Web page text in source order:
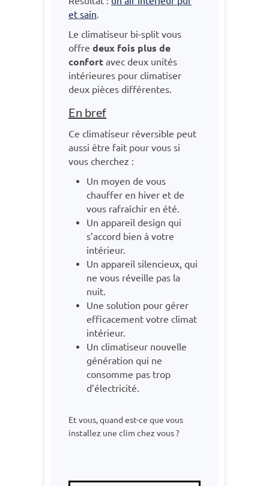
et sain.
Le climatiseur bi-split vous
offre deux fois plus de
confort avec deux unités
intérieures pour climatiser
deux pièces différentes.
En bref
Ce climatiseur réversible peut
aussi être fait pour vous si
vous cherchez :
Un moyen de vous
chauffer en hiver et de
vous rafraîchir en été.
Un appareil design qui
s’accord bien à votre
intérieur.
Un appareil silencieux, qui
ne vous réveille pas la
nuit.
Une solution pour gérer
efficacement votre climat
intérieur.
Un climatiseur nouvelle
génération qui ne
consomme pas trop
d’électricité.
Et vous, quand est-ce que vous
installez une clim chez vous ?